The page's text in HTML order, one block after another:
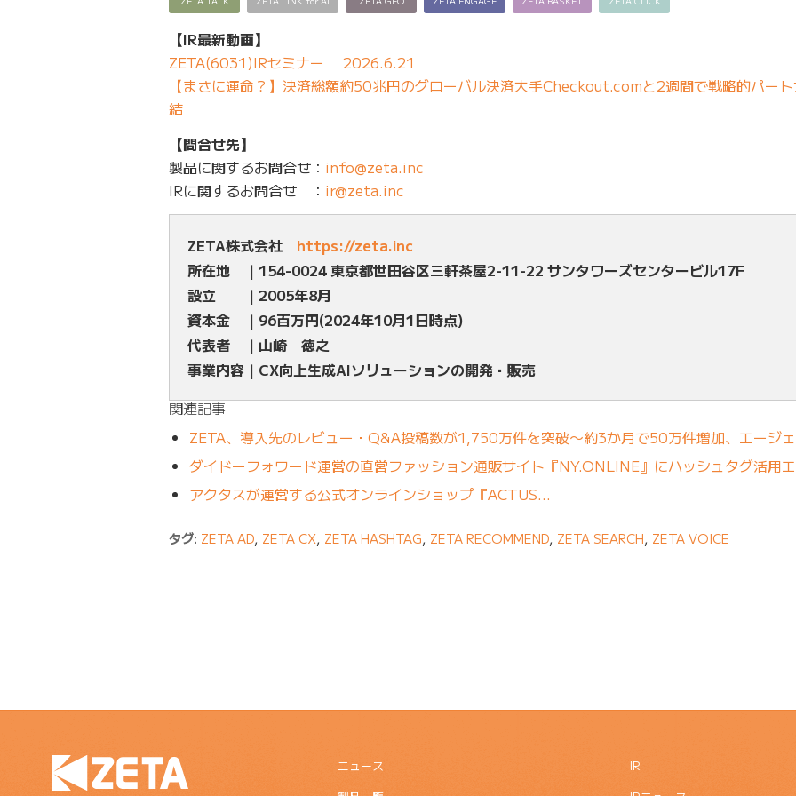
【IR最新動画】
ZETA(6031)IRセミナー 2026.6.21
【まさに運命？】決済総額約50兆円のグローバル決済大手Checkout.comと2週間で戦略的パー
結
【問合せ先】
製品に関するお問合せ： info@zeta.inc
IRに関するお問合せ ： ir@zeta.inc
ZETA株式会社 https://zeta.inc
所在地 ｜154-0024 東京都世田谷区三軒茶屋2-11-22 サンタワーズセンタービル17F
設立 ｜2005年8月
資本金 ｜96百万円(2024年10月1日時点)
代表者 ｜山崎 徳之
事業内容｜CX向上生成AIソリューションの開発・販売
関連記事
ZETA、導入先のレビュー・Q&A投稿数が1,750万件を突破〜約3か月で50万件増加、エージ
ダイドーフォワード運営の直営ファッション通販サイト『NY.ONLINE』にハッシュタグ活用
アクタスが運営する公式オンラインショップ『ACTUS…
タグ: ZETA AD, ZETA CX, ZETA HASHTAG, ZETA RECOMMEND, ZETA SEARCH, ZETA VOICE
ニュース
IR